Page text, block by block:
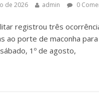
de 2026 admin 0
registrou três
ao porte de maconha
1º de agosto,